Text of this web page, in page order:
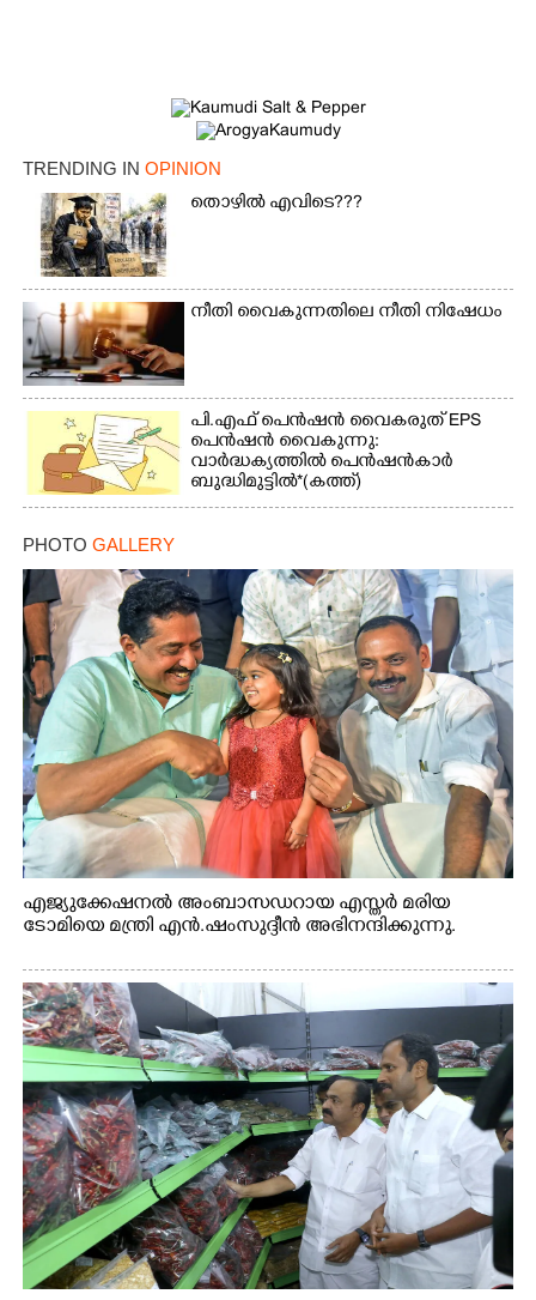
TRENDING IN OPINION
തൊഴിൽ എവിടെ???
നീതി വൈകുന്നതിലെ നീതി നിഷേധം
പി.എഫ് പെൻഷൻ വൈകരുത് EPS
പെൻഷൻ വൈകുന്നു:
വാർദ്ധക്യത്തിൽ പെൻഷൻകാർ
ബുദ്ധിമുട്ടിൽ*(കത്ത്)
PHOTO GALLERY
എജ്യുക്കേഷനൽ അംബാസഡറായ എസ്തർ മരിയ
ടോമിയെ മന്ത്രി എൻ.ഷംസുദ്ദീൻ അഭിനന്ദിക്കുന്നു.